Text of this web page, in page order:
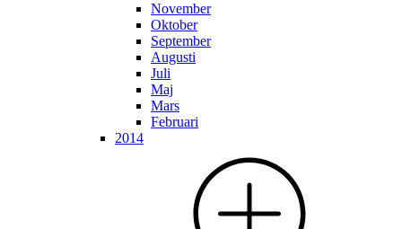
November
Oktober
September
Augusti
Juli
Maj
Mars
Februari
2014